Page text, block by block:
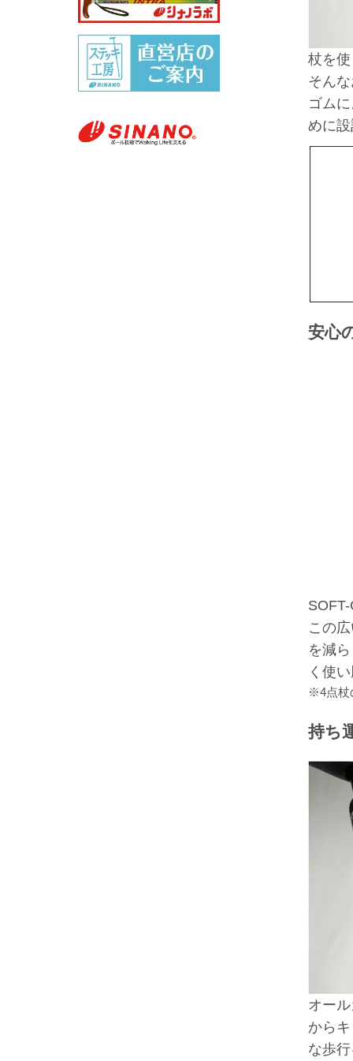
杖を
そん
ゴム
めに
安心
この
を減
く使
※4点杖
持ち
オー
から
な歩